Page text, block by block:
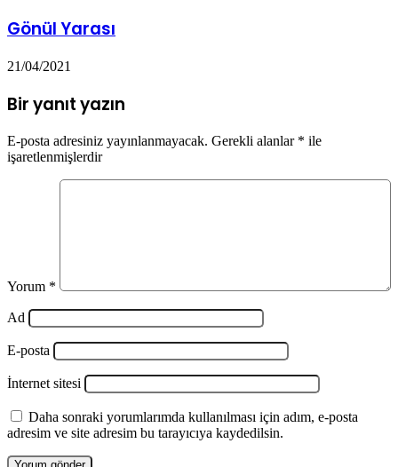
Gönül Yarası
21/04/2021
Bir yanıt yazın
E-posta adresiniz yayınlanmayacak. Gerekli alanlar * ile
işaretlenmişlerdir
Yorum *
Ad
E-posta
İnternet sitesi
Daha sonraki yorumlarımda kullanılması için adım, e-posta
adresim ve site adresim bu tarayıcıya kaydedilsin.